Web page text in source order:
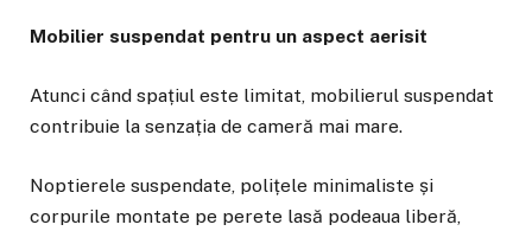
Mobilier suspendat pentru un aspect aerisit
Atunci când spațiul este limitat, mobilierul suspendat
contribuie la senzația de cameră mai mare.
Noptierele suspendate, polițele minimaliste și
corpurile montate pe perete lasă podeaua liberă,